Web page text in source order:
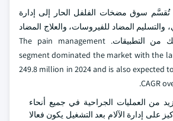
تُقسَّم سوق مضخات الفلفل الحار إلى إدارة
والتسليم المضاد للفيروسات، والعلاج المضاد
للفيروسات، وغير ذلك من التطبيقات. The pain management
segment dominated the market with the
249.8 million in 2024 and is also expected
CAGR
من العمليات الجراحية في جميع أنحاء
على إدارة الآلام بعد التشغيل يكون فعالا